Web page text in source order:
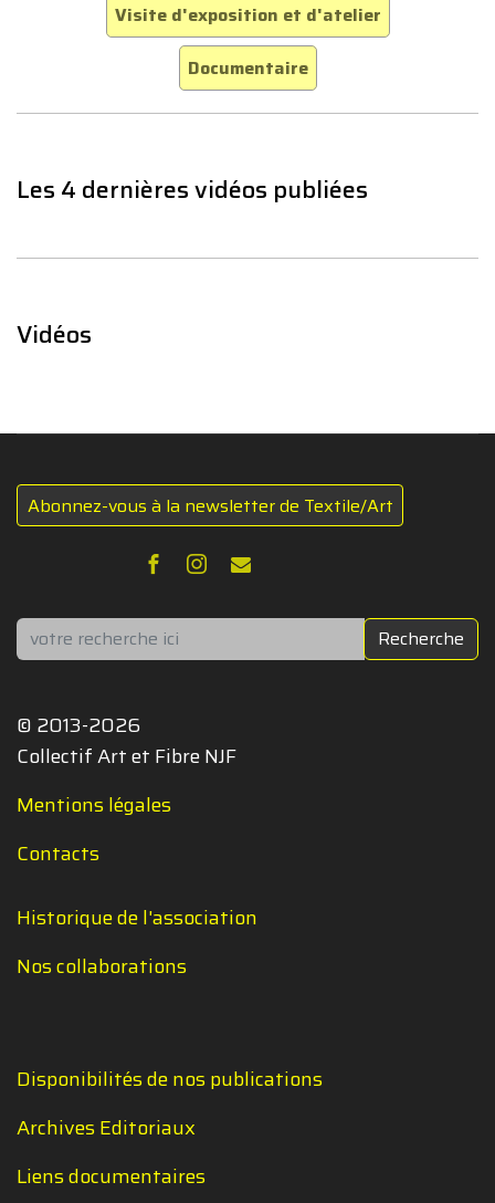
Visite d'exposition et d'atelier
Documentaire
Les 4 dernières vidéos publiées
Vidéos
Abonnez-vous à la newsletter de Textile/Art
Rechercher Recherche
© 2013-2026
Collectif Art et Fibre NJF
Mentions légales
Contacts
Historique de l'association
Nos collaborations
Disponibilités de nos publications
Archives Editoriaux
Liens documentaires